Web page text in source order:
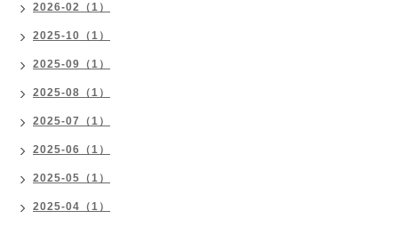
2026-02（1）
2025-10（1）
2025-09（1）
2025-08（1）
2025-07（1）
2025-06（1）
2025-05（1）
2025-04（1）